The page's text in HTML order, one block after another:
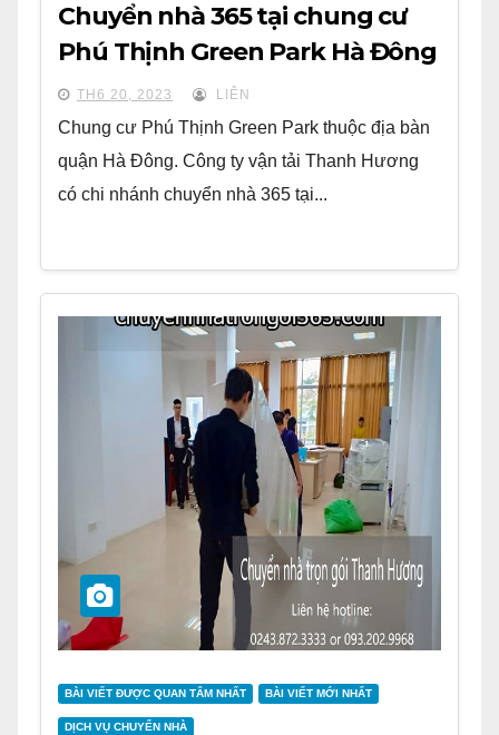
Chuyển nhà 365 tại chung cư
Phú Thịnh Green Park Hà Đông
TH6 20, 2023 LIÊN
Chung cư Phú Thịnh Green Park thuộc địa bàn
quận Hà Đông. Công ty vận tải Thanh Hương
có chi nhánh chuyển nhà 365 tại...
BÀI VIẾT ĐƯỢC QUAN TÂM NHẤT BÀI VIẾT MỚI NHẤT
DỊCH VỤ CHUYỂN NHÀ